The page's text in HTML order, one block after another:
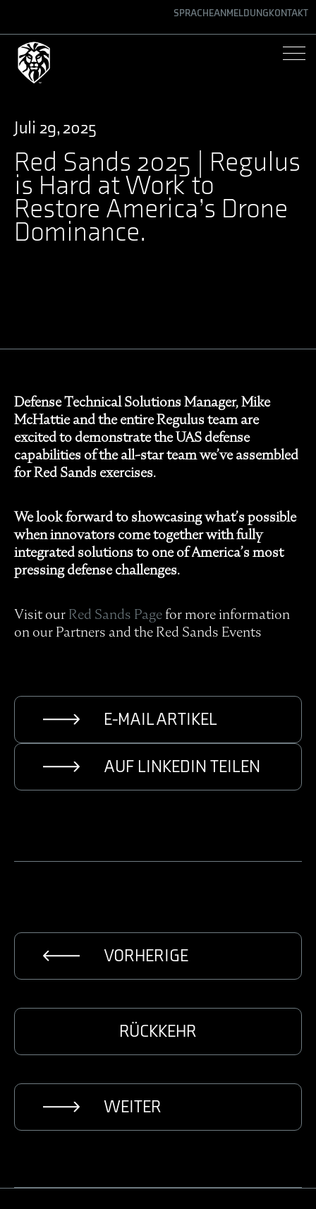
SPRACHEANMELDUNGKONTAKT
Juli 29, 2025
Red Sands 2025 | Regulus
is Hard at Work to
Restore America’s Drone
Dominance.
Defense Technical Solutions Manager, Mike
McHattie and the entire Regulus team are
excited to demonstrate the UAS defense
capabilities of the all-star team we’ve assembled
for Red Sands exercises.
We look forward to showcasing what’s possible
when innovators come together with fully
integrated solutions to one of America’s most
pressing defense challenges.
Visit our Red Sands Pagefor more information
on our Partners and the Red Sands Events
E-MAIL ARTIKEL
AUF LINKEDIN TEILEN
VORHERIGE
RÜCKKEHR
WEITER